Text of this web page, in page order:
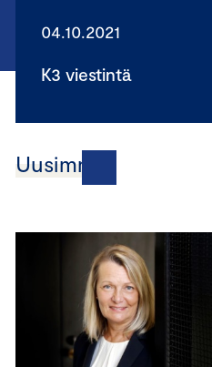
04.10.2021
K3 viestintä
Uusimmat